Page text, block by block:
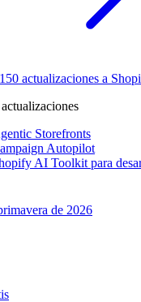
actualizaciones a
Storefronts
Autopilot
AI Toolkit para
de 2026